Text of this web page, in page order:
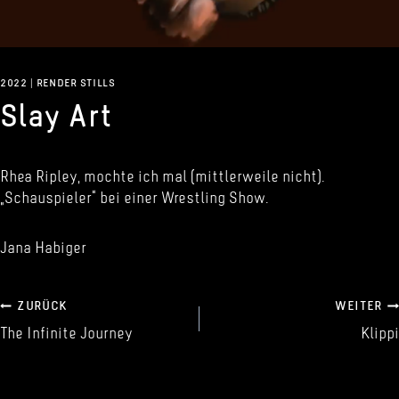
2022 | RENDER STILLS
Slay Art
Rhea Ripley, mochte ich mal (mittlerweile nicht).
„Schauspieler“ bei einer Wrestling Show.
Jana Habiger
Beitragsnavigation
ZURÜCK
The Infinite Journey
WEITER
Klippi